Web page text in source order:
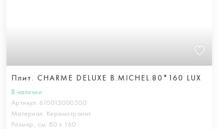
Плит. CHARME DELUXE B.MICHEL.80*160 LUX
В наличии
Артикул: 610015000500
Материал: Керамогранит
Размер, см: 80 х 160